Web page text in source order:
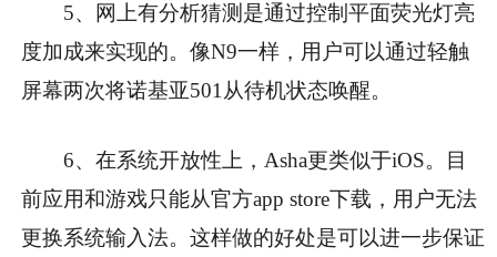
5、网上有分析猜测是通过控制平面荧光灯亮
度加成来实现的。像N9一样，用户可以通过轻触
屏幕两次将诺基亚501从待机状态唤醒。
6、在系统开放性上，Asha更类似于iOS。目
前应用和游戏只能从官方app store下载，用户无法
更换系统输入法。这样做的好处是可以进一步保证